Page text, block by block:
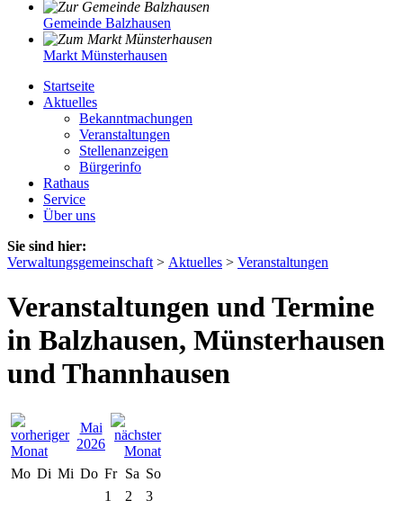
Gemeinde Balzhausen
Markt Münsterhausen
Startseite
Aktuelles
Bekanntmachungen
Veranstaltungen
Stellenanzeigen
Bürgerinfo
Rathaus
Service
Über uns
Sie sind hier:
Verwaltungsgemeinschaft > Aktuelles > Veranstaltungen
Veranstaltungen und Termine
in Balzhausen, Münsterhausen
und Thannhausen
Mai
2026
Mo Di Mi Do Fr Sa So
1
2
3